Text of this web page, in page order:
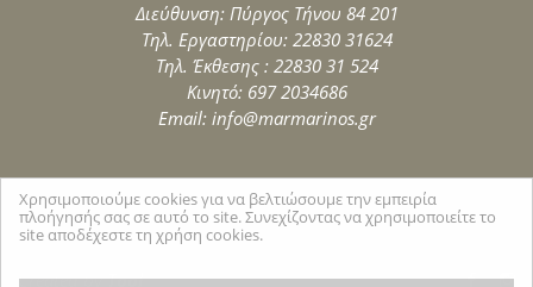
Χρησιμοποιούμε cookies για να βελτιώσουμε την εμπειρία
πλοήγησής σας σε αυτό το site. Συνεχίζοντας να χρησιμοποιείτε το
site αποδέχεστε τη χρήση cookies.
Διεύθυνση: Πύργος Τήνου 84 201
Τηλ. Εργαστηρίου: 22830 31624
Τηλ. Έκθεσης : 22830 31 524
Κινητό: 697 2034686
Email: info@marmarinos.gr
Created byTool